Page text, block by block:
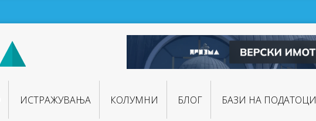
ИСТРАЖУВАЊA КОЛУМНИ БЛОГ БАЗИ НА ПОДАТОЦИ